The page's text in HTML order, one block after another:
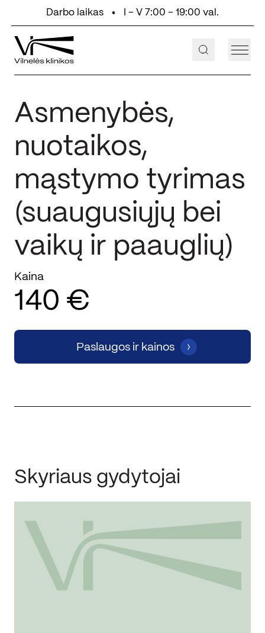
Eiti prie turinioDarbo laikas I - V 7:00 - 19:00 val.
+370 647 55 000
Asmenybės,
nuotaikos,
mąstymo tyrimas
(suaugusiųjų bei
vaikų ir paauglių)
Kaina
140 €
Paslaugos ir kainos
Skyriaus gydytojai